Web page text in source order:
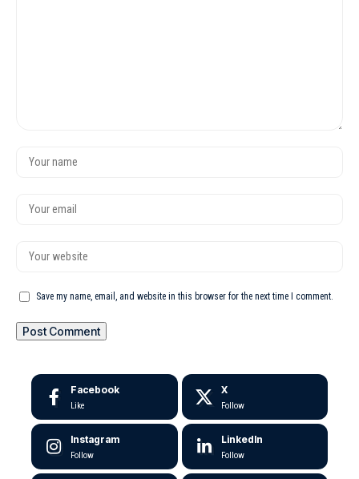
Save my name, email, and website in this browser for the next time I comment.
Facebook
Like
X
Follow
Instagram
Follow
LinkedIn
Follow